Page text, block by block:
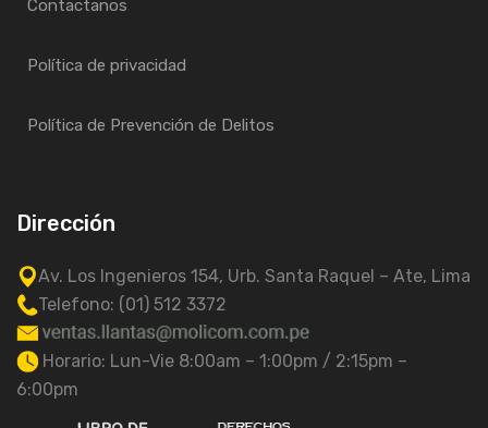
Contactanos
Política de privacidad
Política de Prevención de Delitos
Dirección
Av. Los Ingenieros 154, Urb. Santa Raquel – Ate, Lima
Telefono: (01) 512 3372
Horario: Lun-Vie 8:00am – 1:00pm / 2:15pm –
6:00pm